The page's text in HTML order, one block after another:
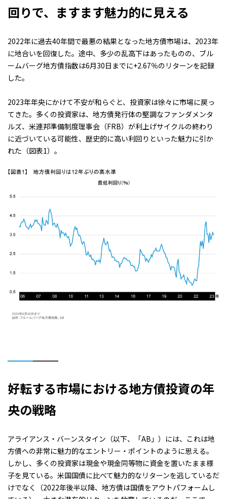
回りで、ますます魅力的に見える
2022年に過去40年間で最悪の結果となった地方債市場は、2023年
に地合いを回復した。途中、多少の乱高下はあったものの、ブル
ームバーグ地方債指数は6月30日までに+2.67％のリターンを記録
した。
2023年年央にかけて不安が和らぐと、投資家は徐々に市場に戻っ
てきた。多くの投資家は、地方債発行体の堅調なファンダメンタ
ルズ、米連邦準備制度理事会（FRB）が利上げサイクルの終わり
に近づいている可能性、歴史的に高い利回りといった魅力に引か
れた （図表1） 。
好転する市場における地方債投資の年
央の戦略
アライアンス・バーンスタイン（以下、「AB」）には、これは地
方債への非常に魅力的なエントリー・ポイントのように思える。
しかし、多くの投資家は現金や現金同等物に資金を置いたまま様
子を見ている。米国国債に比べて魅力的なリターンを逃しているだ
けでなく（2022年後半以降、地方債は国債をアウトパフォームし